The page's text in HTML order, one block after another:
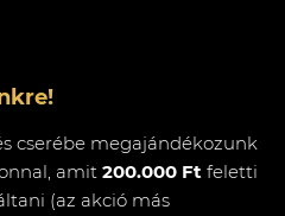
cserébe megajándékozunk
amit 200.000 Ft feletti
(az akció más